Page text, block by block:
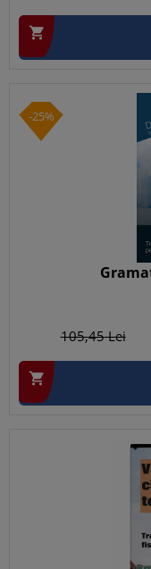

-25%
105,45Lei
